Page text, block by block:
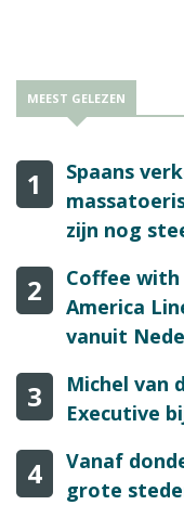
MEEST GELEZEN
1
Spaans
zijn nog
2
Coffee
America
vanuit
3
Michel van
Executive
4
Vanaf
grote